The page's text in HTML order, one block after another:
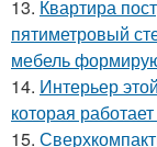
13. Квартира
пятиметровый
мебель
14. Интерьер
которая
15.